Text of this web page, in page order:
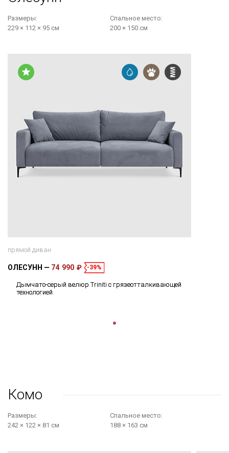
Размеры:
229 × 112 × 95 см
Cпальное место:
200 × 150 см
прямой диван
ОЛЕСУНН 74 990 ₽ -39%
Дымчато-серый велюр Triniti с грязеотталкивающей
технологией
Комо
Размеры:
242 × 122 × 81 см
Cпальное место:
188 × 163 см